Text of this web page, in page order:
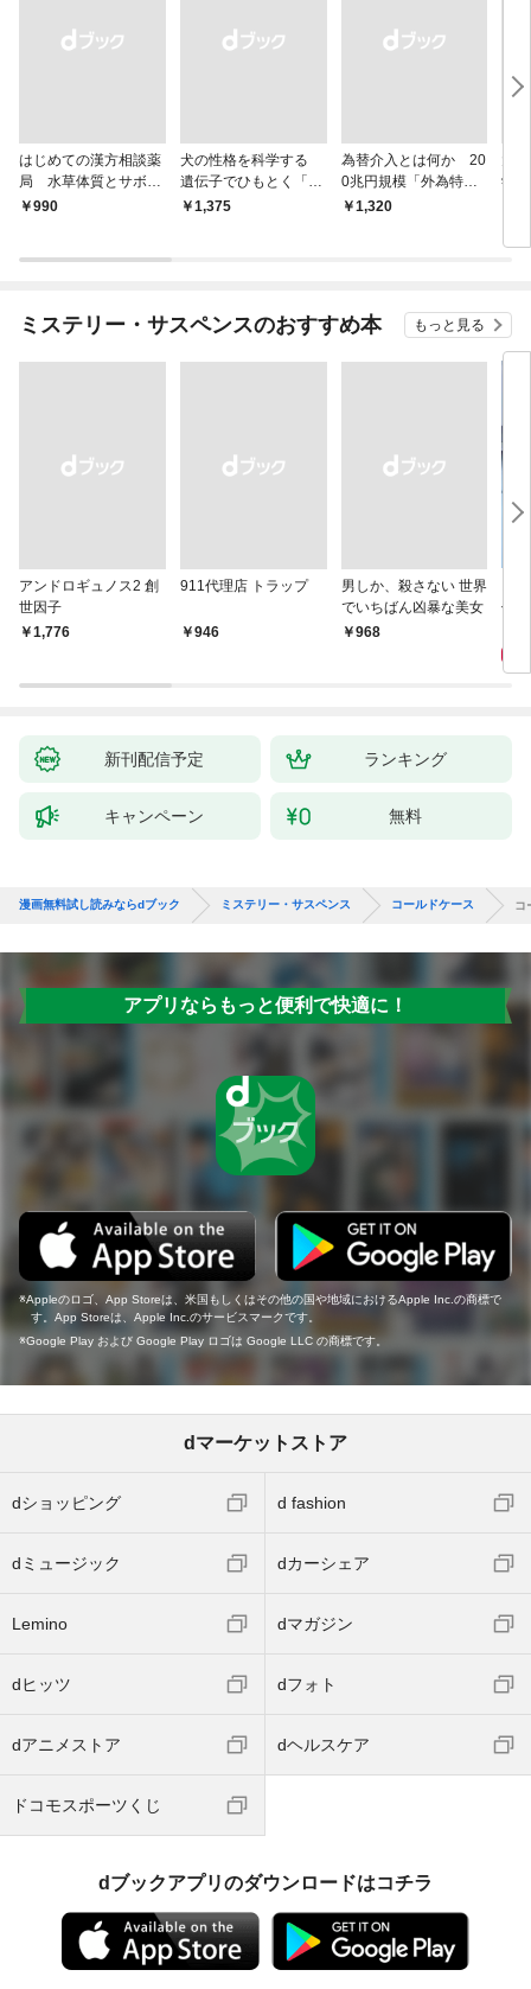
はじめての漢方相談薬
局 水草体質とサボテ
ン体質
￥990
犬の性格を科学する
遺伝子でひもとく「最
良の友」の進化
￥1,375
為替介入とは何か 20
0兆円規模「外為特
会」が生まれた謎
￥1,320
学
ミステリー・サスペンスのおすすめ本 もっと見る
アンドロギュノス2 創
世因子
￥1,776
911代理店 トラップ
￥946
男しか、殺さない 世界
でいちばん凶暴な美女
￥968
件
新刊配信予定 ランキング
キャンペーン 無料
漫画無料試し読みならdブック ミステリー・サスペンス コールドケース コ
アプリならもっと便利で快適に！
Appleのロゴ、App Storeは、米国もしくはその他の国や地域におけるApple Inc.の商標で
す。App Storeは、Apple Inc.のサービスマークです。
Google Play および Google Play ロゴは Google LLC の商標です。
dマーケットストア
dショッピング d fashion
dミュージック dカーシェア
Lemino dマガジン
dヒッツ dフォト
dアニメストア dヘルスケア
ドコモスポーツくじ
dブックアプリのダウンロードはコチラ